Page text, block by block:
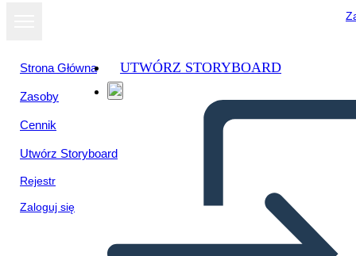
Strona Główna
Zasoby
Cennik
Utwórz Storyboard
Rejestr
Zaloguj się
UTWÓRZ STORYBOARD